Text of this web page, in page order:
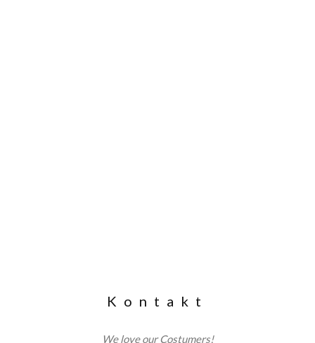
Kontakt
We love our Costumers!